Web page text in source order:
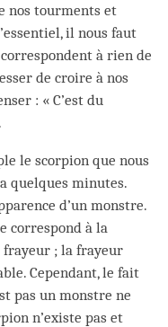
nos tourments et
il nous faut
à rien de
de croire à nos
: « C’est du
le scorpion que nous
quelques minutes.
d’un monstre.
correspond à la
frayeur ; la frayeur
Cependant, le fait
pas un monstre ne
n’existe pas et